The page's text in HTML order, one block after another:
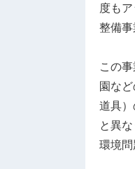
度も
整備
この
園な
道具
と異
環境